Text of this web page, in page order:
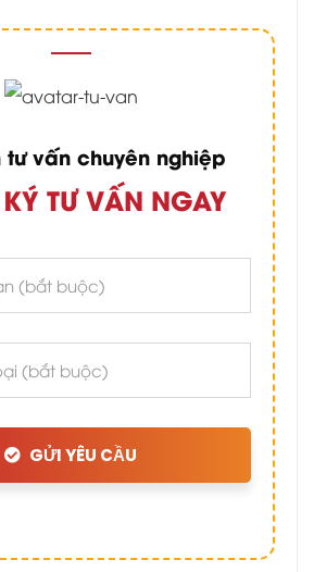
tư vấn chuyên nghiệp
TƯ VẤN NGAY
GỬI YÊU CẦU